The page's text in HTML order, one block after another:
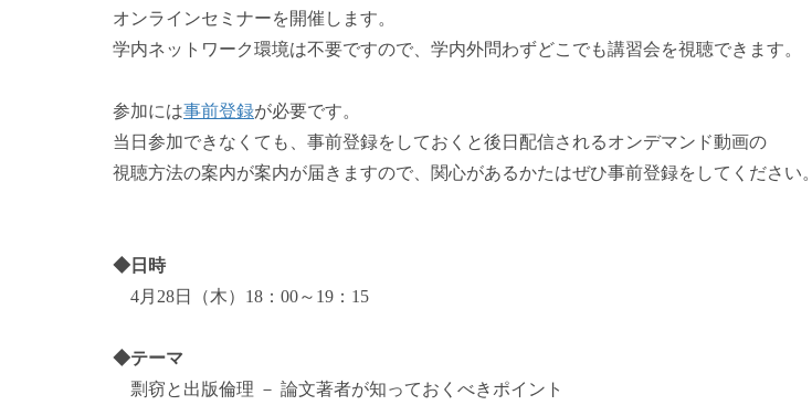
オンラインセミナーを開催します。
学内ネットワーク環境は不要ですので、学内外問わずどこでも講習会を視聴できます。
参加には事前登録が必要です。
当日参加できなくても、事前登録をしておくと後日配信されるオンデマンド動画の
視聴方法の案内が案内が届きますので、関心があるかたはぜひ事前登録をしてください。
◆日時
4月28日（木）18：00～19：15
◆テーマ
剽窃と出版倫理 － 論文著者が知っておくべきポイント